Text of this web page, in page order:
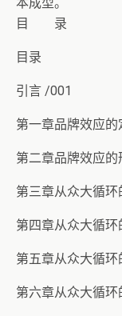
目 录
目录
引言 /001
第一章品牌效应
第二章品牌效应
第三章从众大循
第四章从众大循
第五章从众大循
第六章从众大循